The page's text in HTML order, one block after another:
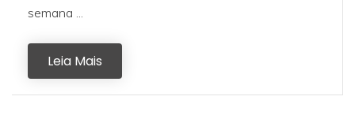
semana ...
Leia Mais